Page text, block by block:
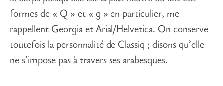
formes de « Q » et « g » en particulier, me
rappellent Georgia et Arial/Helvetica. On conserve
toutefois la personnalité de Classiq ; disons qu’elle
ne s’impose pas à travers ses arabesques.